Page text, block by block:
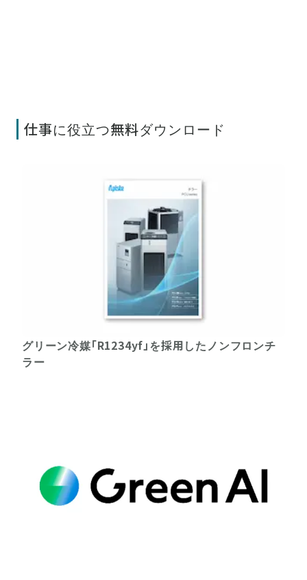
仕事に役立つ無料ダウンロード
グリーン冷媒「R1234yf」を採用したノンフロンチ
ラー